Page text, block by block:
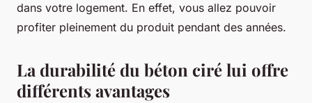
dans votre logement. En effet, vous allez pouvoir
profiter pleinement du produit pendant des années.
La durabilité du béton ciré lui offre
différents avantages